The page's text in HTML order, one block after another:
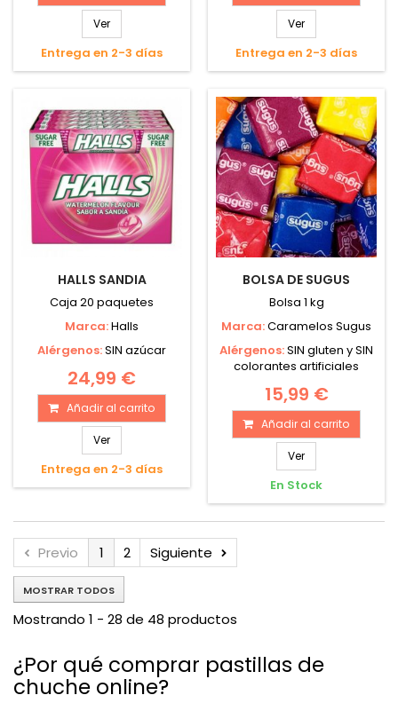
Ver
Entrega en 2-3 días
Ver
Entrega en 2-3 días
HALLS SANDIA
Caja 20 paquetes
Marca:Halls
Alérgenos:SIN azúcar
24,99 €
Añadir al carrito
Ver
Entrega en 2-3 días
BOLSA DE SUGUS
Bolsa 1 kg
Marca:Caramelos Sugus
Alérgenos:SIN gluten y SIN
colorantes artificiales
15,99 €
Añadir al carrito
Ver
En Stock
Previo 1 2 Siguiente
MOSTRAR TODOS
Mostrando 1 - 28 de 48 productos
¿Por qué comprar pastillas de
chuche online?